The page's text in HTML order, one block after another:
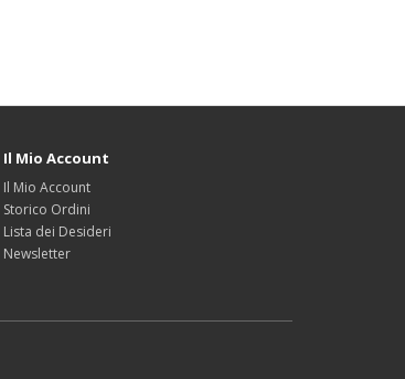
Il Mio Account
Il Mio Account
Storico Ordini
Lista dei Desideri
Newsletter